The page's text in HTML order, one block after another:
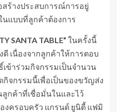
สร้างประสบการณ์การอยู่
นแบบที่ลูกค้าต้องการ
SANTA TABLE” ในครั้งนี้
ดี เนื่องจากลูกค้าให้การตอบ
ข้าร่วมกิจกรรมเป็นจำนวน
กิจกรรมนี้เพื่อเป็นของขวัญส่ง
กค้าที่เชื่อมั่นในและไว้
งครอบครัว แกรนด์ ยูนิตี้ แฟมิ